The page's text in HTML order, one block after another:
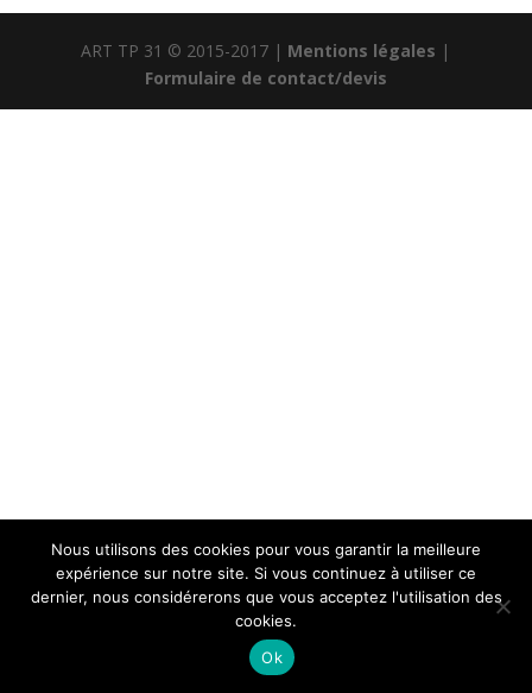
ART TP 31 © 2015-2017 | Mentions légales |
Formulaire de contact/devis
Nous utilisons des cookies pour vous garantir la meilleure
expérience sur notre site. Si vous continuez à utiliser ce
dernier, nous considérerons que vous acceptez l'utilisation des
cookies.
Ok